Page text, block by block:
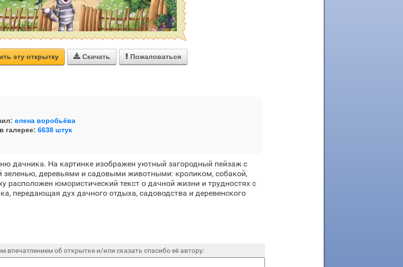
эту открытку  Скачать  Пожаловаться
елена воробьёва
галерее: 6638 штук
дачника. На картинке изображен уютный загородный пейзаж с
деревьями и садовыми животными: кроликом, собакой,
расположен юмористический текст о дачной жизни и трудностях с
передающая дух дачного отдыха, садоводства и деревенского
впечатлением об открытке и/или сказать спасибо её автору: